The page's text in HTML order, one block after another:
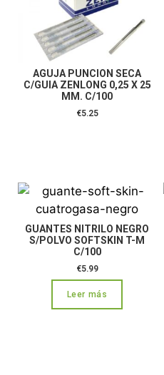
AGUJA PUNCION SECA
C/GUIA ZENLONG 0,25 X 25
MM. C/100
€5.25
GUANTES NITRILO NEGRO
S/POLVO SOFTSKIN T-M
C/100
€5.99
Leer más